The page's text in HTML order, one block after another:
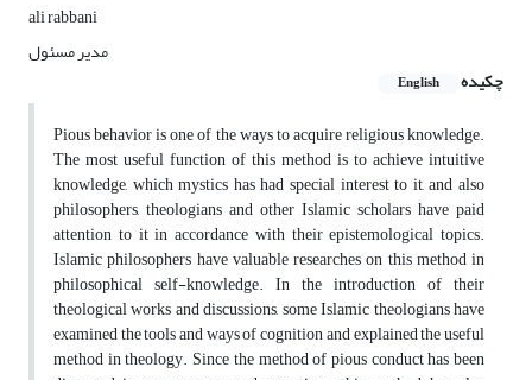
ali rabbani
مدیر مسئول
چکیده
English
Pious behavior is one of the ways to acquire religious knowledge.
The most useful function of this method is to achieve intuitive
knowledge, which mystics has had special interest to it, and also
philosophers, theologians and other Islamic scholars have paid
attention to it in accordance with their epistemological topics.
Islamic philosophers have valuable researches on this method in
philosophical self-knowledge. In the introduction of their
theological works and discussions, some Islamic theologians have
examined the tools and ways of cognition and explained the useful
method in theology. Since the method of pious conduct has been